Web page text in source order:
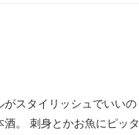
スタイリッシュでいいの
。 刺身とかお魚にピッタ